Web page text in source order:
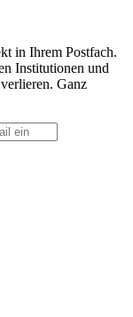
in Ihrem Postfach.
Institutionen und
Ganz